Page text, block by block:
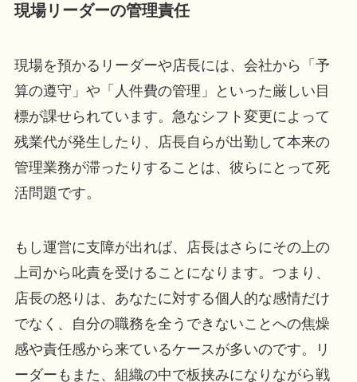
現場リーダーの管理責任
現場を預かるリーダーや店長には、会社から「予
算の遵守」や「人件費の管理」といった厳しい目
標が課せられています。急なシフト変更によって
残業代が発生したり、店長自らが出勤して本来の
管理業務が滞ったりすることは、彼らにとって死
活問題です。
もし運営に支障が出れば、店長はさらにその上の
上司から叱責を受けることになります。つまり、
店長の怒りは、あなたに対する個人的な感情だけ
でなく、自分の職務を全うできないことへの焦燥
感や責任感から来ているケースが多いのです。リ
ーダーもまた、組織の中で板挟みになりながら戦